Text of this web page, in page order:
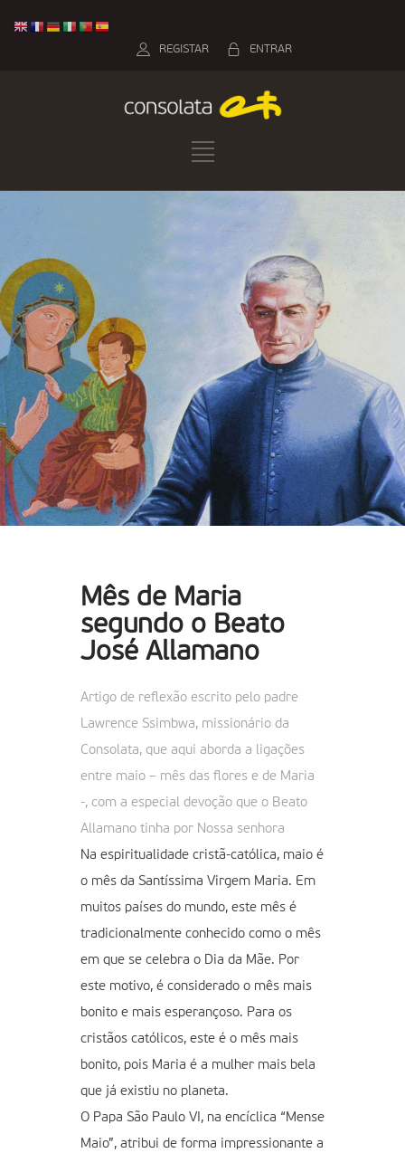
ENTRAR
REGISTAR
Mês de Maria
segundo o Beato
José Allamano
Artigo de reflexão escrito pelo padre
Lawrence Ssimbwa, missionário da
Consolata, que aqui aborda a ligações
entre maio – mês das flores e de Maria
-, com a especial devoção que o Beato
Allamano tinha por Nossa senhora
Na espiritualidade cristã-católica, maio é
o mês da Santíssima Virgem Maria. Em
muitos países do mundo, este mês é
tradicionalmente conhecido como o mês
em que se celebra o Dia da Mãe. Por
este motivo, é considerado o mês mais
bonito e mais esperançoso. Para os
cristãos católicos, este é o mês mais
bonito, pois Maria é a mulher mais bela
que já existiu no planeta.
O Papa São Paulo VI, na encíclica “Mense
Maio”, atribui de forma impressionante a